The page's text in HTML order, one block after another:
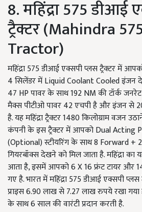
8. महिंद्रा 575 डीआई
ट्रैक्टर (Mahindra
Tractor)
महिंद्रा 575 डीआई एक्सपी प्लस ट्रैक्टर में
4 सिलेंडर में Liquid Coolant Cooled इंजन
47 HP पावर के साथ 192 NM की टॉर्क
मैक्स पीटीओ पावर 42 एचपी है और इंजन से
है. यह महिंद्रा ट्रैक्टर 1480 किलोग्राम वजन
कंपनी के इस ट्रैक्टर में आपको Dual Acting
(Optional) स्टीयरिंग के साथ 8 Forward +
गियरबॉक्स देखने को मिल जाता है. महिंद्रा का
आता है, इसमें आपको 6 X 16 फ्रंट टायर और
गए है. भारत में महिंद्रा 575 डीआई एक्सपी
प्राइस 6.90 लाख से 7.27 लाख रुपये रखा
के साथ 6 साल की वारंटी प्रदान करती है.